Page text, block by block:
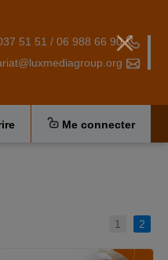
51 51 / 06 988 66 90
Me connecter
1 2